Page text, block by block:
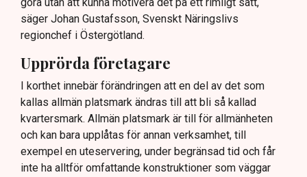
säger Johan Gustafsson, Svenskt Näringslivs
regionchef i Östergötland.
Upprörda företagare
I korthet innebär förändringen att en del av det som
kallas allmän platsmark ändras till att bli så kallad
kvartersmark. Allmän platsmark är till för allmänheten
och kan bara upplåtas för annan verksamhet, till
exempel en uteservering, under begränsad tid och får
inte ha alltför omfattande konstruktioner som väggar